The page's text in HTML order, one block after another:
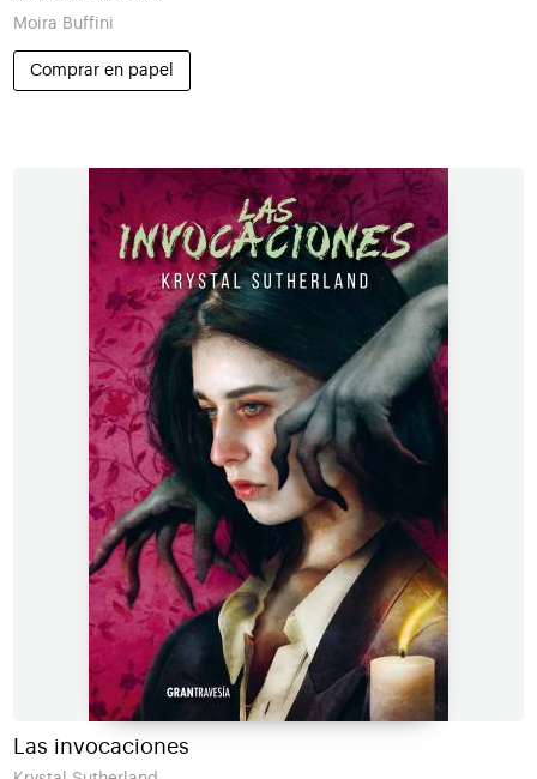
Moira Buffini
Comprar en papel
Las invocaciones